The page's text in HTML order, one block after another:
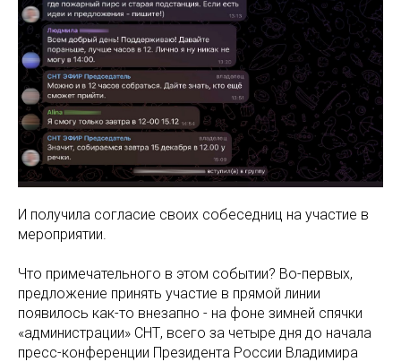
И получила согласие своих собеседниц на участие в
мероприятии.
Что примечательного в этом событии? Во-первых,
предложение принять участие в прямой линии
появилось как-то внезапно - на фоне зимней спячки
«администрации» СНТ, всего за четыре дня до начала
пресс-конференции Президента России Владимира